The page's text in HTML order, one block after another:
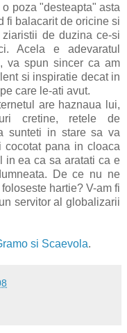
poza "desteapta" asta
fi balacarit de oricine si
de duzina ce-si
Acela e adevaratul
va spun sincer ca am
si inspiratie decat in
care le-ati avut.
are haznaua lui,
cretine, retele de
sunteti in stare sa va
cocotat pana in cloaca
in ea ca sa aratati ca e
De ce nu ne
hartie? V-am fi
servitor al globalizarii
si Scaevola.